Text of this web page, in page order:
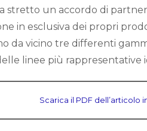
stretto un accordo di
in esclusiva dei propri
da vicino tre differenti
linee più rappresentative
Scarica il PDF dell’articolo